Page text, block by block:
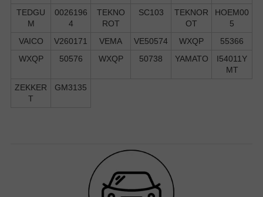
TEDGU
M
0026196
4
TEKNO
ROT
SC103
TEKNOR
OT
HOEM00
5
VAICO
V260171 VEMA VE50574 WXQP
55366
WXQP
50576 WXQP 50738 YAMATO
I54011Y
MT
ZEKKER
T
GM3135